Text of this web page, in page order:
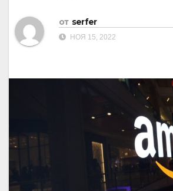
от serfer
НОЯ 15, 2022